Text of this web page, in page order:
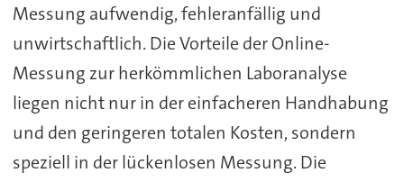
Messung aufwendig, fehleranfällig und
unwirtschaftlich. Die Vorteile der Online-
Messung zur herkömmlichen Laboranalyse
liegen nicht nur in der einfacheren Handhabung
und den geringeren totalen Kosten, sondern
speziell in der lückenlosen Messung. Die